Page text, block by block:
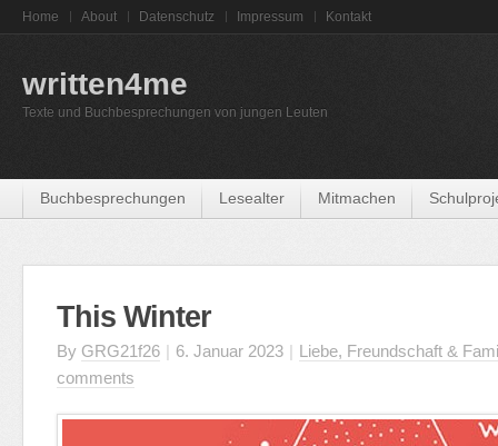
Home About Datenschutz Impressum Kontakt
written4me
Texte und Buchbesprechungen von jungen Leuten
Buchbesprechungen Lesealter Mitmachen
This Winter
By GRG21f26 | 6. Januar 2023 | Liebe, Freundschaft &
comments